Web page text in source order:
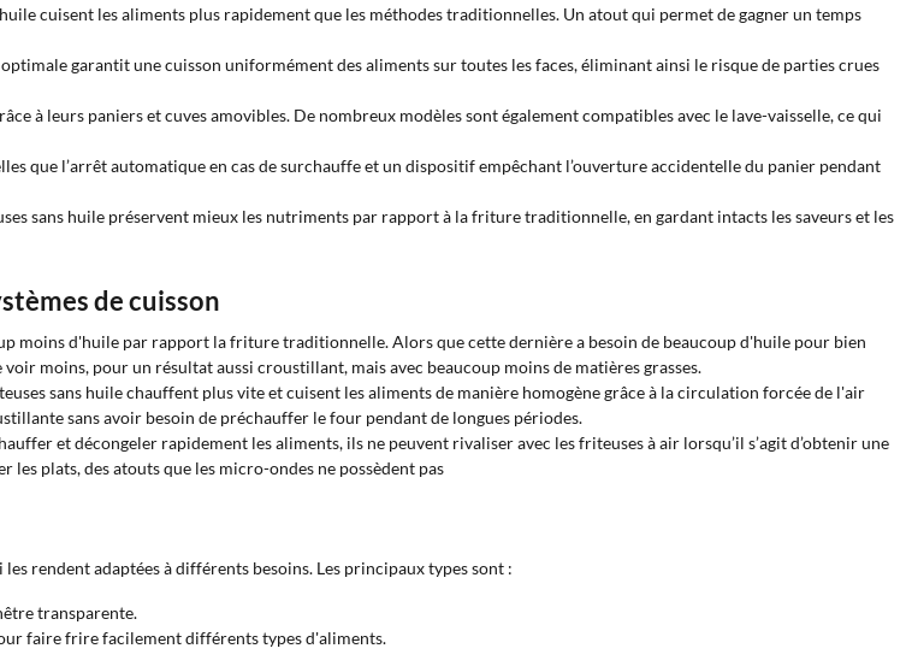
cuisent les aliments plus rapidement que les méthodes traditionnelles. Un atout qui permet de gagner un temps
garantit une cuisson uniformément des aliments sur toutes les faces, éliminant ainsi le risque de parties crues
à leurs paniers et cuves amovibles. De nombreux modèles sont également compatibles avec le lave-vaisselle, ce qui
que l’arrêt automatique en cas de surchauffe et un dispositif empêchant l’ouverture accidentelle du panier pendant
sans huile préservent mieux les nutriments par rapport à la friture traditionnelle, en gardant intacts les saveurs et les
de cuisson
moins d'huile par rapport la friture traditionnelle. Alors que cette dernière a besoin de beaucoup d'huile pour bien
moins, pour un résultat aussi croustillant, mais avec beaucoup moins de matières grasses.
sans huile chauffent plus vite et cuisent les aliments de manière homogène grâce à la circulation forcée de l'air
sans avoir besoin de préchauffer le four pendant de longues périodes.
et décongeler rapidement les aliments, ils ne peuvent rivaliser avec les friteuses à air lorsqu’il s’agit d’obtenir une
plats, des atouts que les micro-ondes ne possèdent pas
rendent adaptées à différents besoins. Les principaux types sont :
transparente.
faire frire facilement différents types d'aliments.